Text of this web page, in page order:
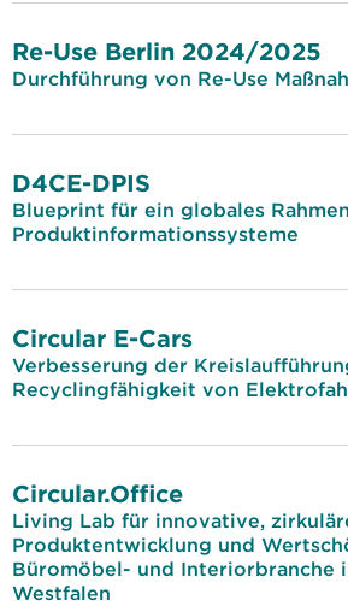
Re-Use Berlin 2024/2025
Durchführung von Re-Use
D4CE-DPIS
Blueprint für ein globales
Produktinformationssysteme
Circular E-Cars
Verbesserung der
Recyclingfähigkeit von
Circular.Office
Living Lab für innovative,
Produktentwicklung und
Büromöbel- und Interiorbranche
Westfalen